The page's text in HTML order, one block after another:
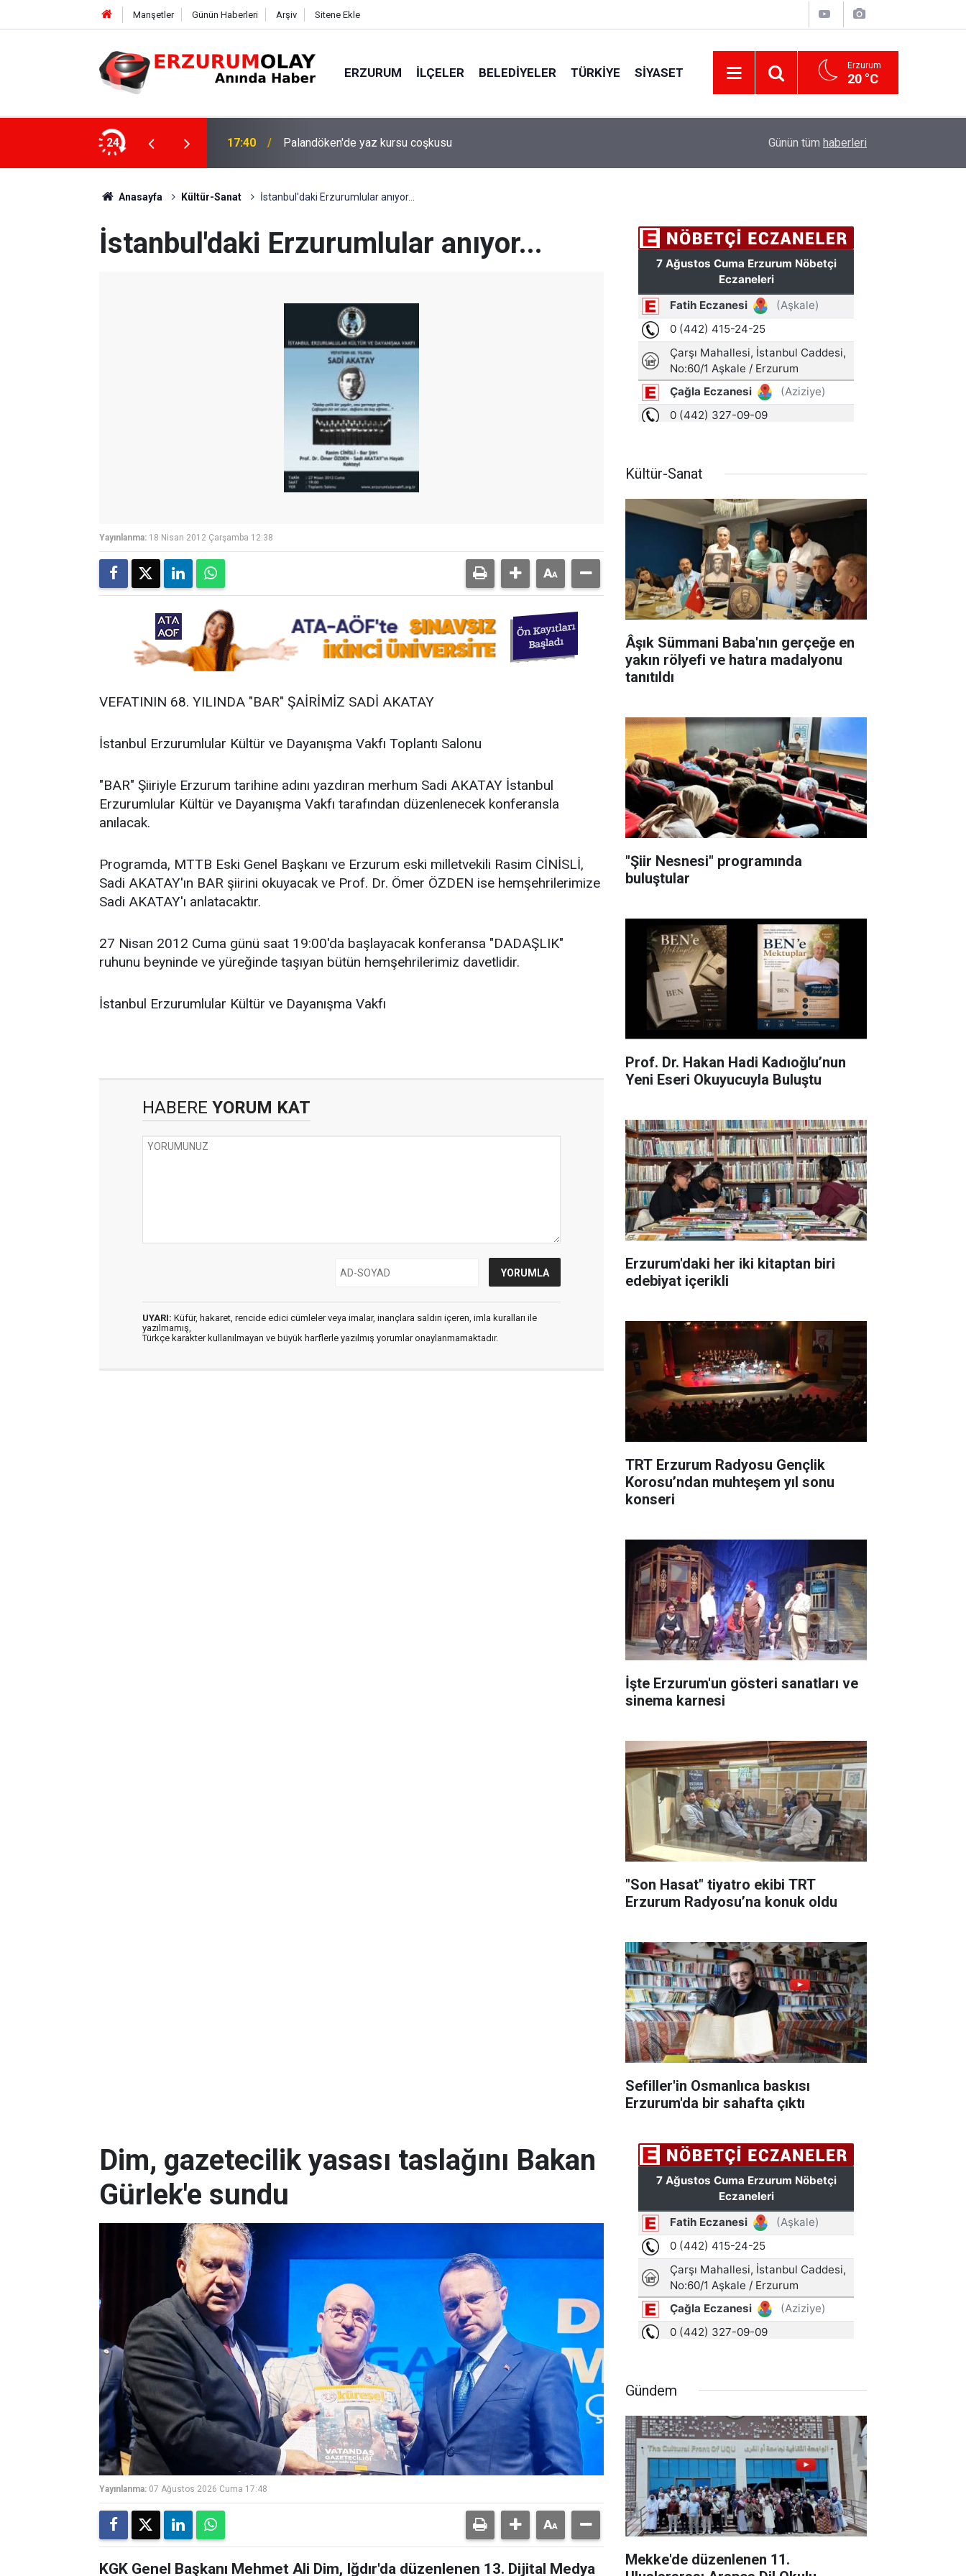
Manşetler Günün Haberleri Arşiv Sitene Ekle
ERZURUM İLÇELER BELEDIYELER TÜRKIYE SIYASET Erzurum
20 °C
24 17:37 TÜBİTAK desteği aldı Erzurum’da gıda ve yem işletmelerine sıkı
Günün tüm haberleri
Anasayfa Kültür-Sanat İstanbul'daki Erzurumlular anıyor...
İstanbul'daki Erzurumlular anıyor...
Yayınlanma: 18 Nisan 2012 Çarşamba 12:38
VEFATININ 68. YILINDA "BAR" ŞAİRİMİZ SADİ AKATAY
İstanbul Erzurumlular Kültür ve Dayanışma Vakfı Toplantı Salonu
"BAR" Şiiriyle Erzurum tarihine adını yazdıran merhum Sadi AKATAY İstanbul
Erzurumlular Kültür ve Dayanışma Vakfı tarafından düzenlenecek konferansla
anılacak.
Programda, MTTB Eski Genel Başkanı ve Erzurum eski milletvekili Rasim CİNİSLİ,
Sadi AKATAY'ın BAR şiirini okuyacak ve Prof. Dr. Ömer ÖZDEN ise hemşehrilerimize
Sadi AKATAY'ı anlatacaktır.
27 Nisan 2012 Cuma günü saat 19:00'da başlayacak konferansa "DADAŞLIK"
ruhunu beyninde ve yüreğinde taşıyan bütün hemşehrilerimiz davetlidir.
İstanbul Erzurumlular Kültür ve Dayanışma Vakfı
HABERE YORUM KAT
UYARI: Küfür, hakaret, rencide edici cümleler veya imalar, inançlara saldırı içeren, imla kuralları ile
yazılmamış,
Türkçe karakter kullanılmayan ve büyük harflerle yazılmış yorumlar onaylanmamaktadır.
Kültür-Sanat
Âşık Sümmani Baba'nın gerçeğe en
yakın rölyefi ve hatıra madalyonu
tanıtıldı
"Şiir Nesnesi" programında
buluştular
Prof. Dr. Hakan Hadi Kadıoğlu’nun
Yeni Eseri Okuyucuyla Buluştu
Erzurum'daki her iki kitaptan biri
edebiyat içerikli
TRT Erzurum Radyosu Gençlik
Korosu’ndan muhteşem yıl sonu
konseri
İşte Erzurum'un gösteri sanatları ve
sinema karnesi
"Son Hasat" tiyatro ekibi TRT
Erzurum Radyosu’na konuk oldu
Sefiller'in Osmanlıca baskısı
Erzurum'da bir sahafta çıktı
Dim, gazetecilik yasası taslağını Bakan
Gürlek'e sundu
Yayınlanma: 07 Ağustos 2026 Cuma 17:48
KGK Genel Başkanı Mehmet Ali Dim, Iğdır'da düzenlenen 13. Dijital Medya
Gündem
Mekke'de düzenlenen 11.